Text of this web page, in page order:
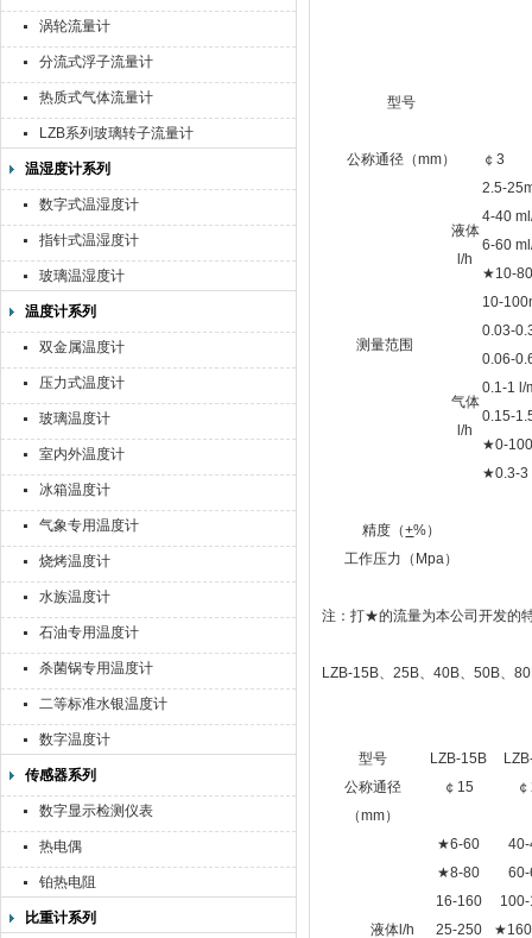
涡轮流量计
分流式浮子流量计
热质式气体流量计
LZB系列玻璃转子流量计
温湿度计系列
数字式温湿度计
指针式温湿度计
玻璃温湿度计
温度计系列
双金属温度计
压力式温度计
玻璃温度计
室内外温度计
冰箱温度计
气象专用温度计
烧烤温度计
水族温度计
石油专用温度计
杀菌锅专用温度计
二等标准水银温度计
数字温度计
传感器系列
数字显示检测仪表
热电偶
铂热电阻
比重计系列
型号
公称通径（mm） ￠3
测量范围
液体
l/h
2.5-
4-40
6-60
★10-
10-
气体
l/h
0.03-
0.06-
0.1-1 l/
0.15-
★0-
★0.3-3
精度（+%）
工作压力（Mpa）
注：打★的流量为本公司开发的
LZB-15B、25B、40B、
型号 LZB-15B
公称通径
（mm）
￠15
液体l/h
★6-60
★8-80
16-160
25-250